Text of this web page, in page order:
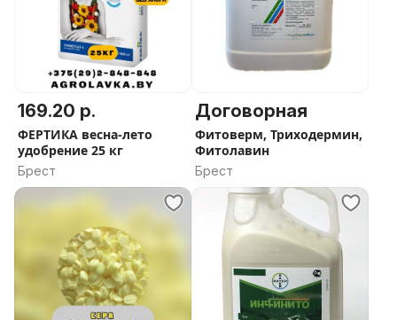
169.20 р.
ФЕРТИКА весна-лето
удобрение 25 кг
Брест
Договорная
Фитоверм, Триходермин,
Фитолавин
Брест